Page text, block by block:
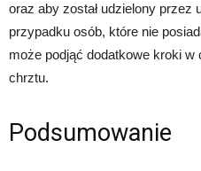
oraz aby został udzielony przez
przypadku osób, które nie
może podjąć dodatkowe kroki
chrztu.
Podsumowanie